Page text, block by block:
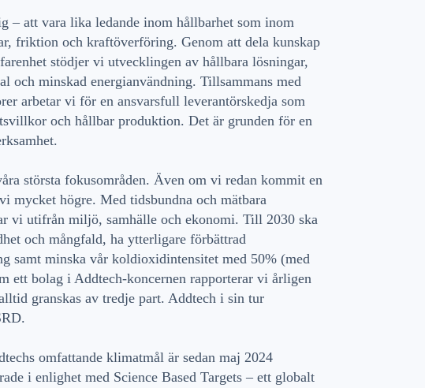
– att vara lika ledande inom hållbarhet som inom
friktion och kraftöverföring. Genom att dela kunskap
stödjer vi utvecklingen av hållbara lösningar,
och minskad energianvändning. Tillsammans med
arbetar vi för en ansvarsfull leverantörskedja som
och hållbar produktion. Det är grunden för en
största fokusområden. Även om vi redan kommit en
mycket högre. Med tidsbundna och mätbara
vi utifrån miljö, samhälle och ekonomi. Till 2030 ska
och mångfald, ha ytterligare förbättrad
samt minska vår koldioxidintensitet med 50% (med
ett bolag i Addtech-koncernen rapporterar vi årligen
granskas av tredje part. Addtech i sin tur
omfattande klimatmål är sedan maj 2024
i enlighet med Science Based Targets – ett globalt